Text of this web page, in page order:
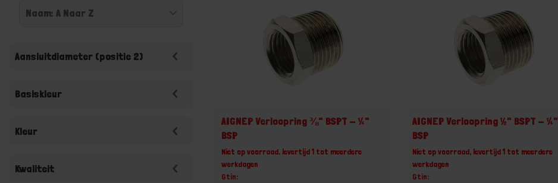
Aansluitdiameter (positie 2)
Basiskleur
Kleur
Kwaliteit
AIGNEP Verloopring ⅜" BSPT - ¼"
BSP
Niet op voorraad, levertijd 1 tot meerdere
werkdagen
Gtin:
AIGNEP Verloopring ½" BSPT - ¼"
BSP
Niet op voorraad, levertijd 1 tot meerdere
werkdagen
Gtin: